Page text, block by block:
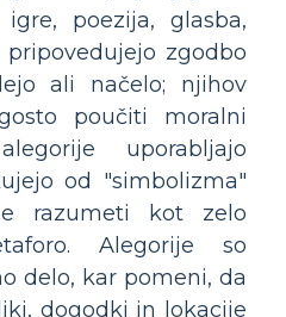
poezija, glasba,
zgodbo
ali načelo; njihov
poučiti moralni
uporabljajo
od "simbolizma"
razumeti kot zelo
Alegorije so
delo, kar pomeni, da
dogodki in lokacije